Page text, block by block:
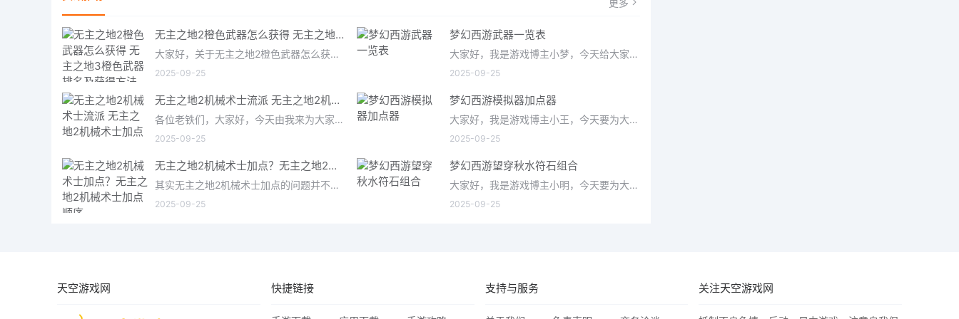
无主之地2橙色武器怎么获得 无主之地3橙色武器排名及获得方法
大家好，关于无主之地2橙色武器怎么获得很多朋友都还不太明白，今天小编就来为大家分享关于无主之地3橙色武器排
2025-09-25
梦幻西游武器一览表
大家好，我是游戏博主小梦，今天给大家带来的是梦幻西游武器一览表。作为一款经典的国产MMORPG游戏，梦幻西游拥有
2025-09-25
无主之地2机械术士流派 无主之地2机械术士加点
各位老铁们，大家好，今天由我来为大家分享无主之地2机械术士流派，以及无主之地2机械术士加点的相关问题知识，希望
2025-09-25
梦幻西游模拟器加点器
大家好，我是游戏博主小王，今天要为大家介绍的是备受玩家关注的梦幻西游模拟器加点器。作为一款经典的仙侠类游
2025-09-25
无主之地2机械术士加点？无主之地2机械术士加点顺序
其实无主之地2机械术士加点的问题并不复杂，但是又很多的朋友都不太了解无主之地2机械术士加点顺序，因此呢，今天
2025-09-25
梦幻西游望穿秋水符石组合
大家好，我是游戏博主小明，今天要为大家介绍的是梦幻西游中备受关注的望穿秋水符石组合。这个组合在游戏中被称
2025-09-25
天空游戏网 快捷链接 支持与服务 关注天空游戏网